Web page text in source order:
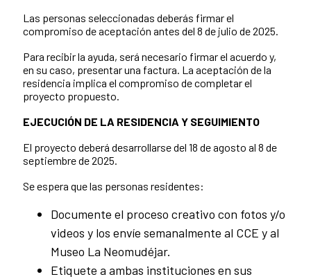
Las personas seleccionadas deberás firmar el
compromiso de aceptación antes del 8 de julio de 2025.
Para recibir la ayuda, será necesario firmar el acuerdo y,
en su caso, presentar una factura. La aceptación de la
residencia implica el compromiso de completar el
proyecto propuesto.
EJECUCIÓN DE LA RESIDENCIA Y SEGUIMIENTO
El proyecto deberá desarrollarse del 18 de agosto al 8 de
septiembre de 2025.
Se espera que las personas residentes:
Documente el proceso creativo con fotos y/o
videos y los envíe semanalmente al CCE y al
Museo La Neomudéjar.
Etiquete a ambas instituciones en sus